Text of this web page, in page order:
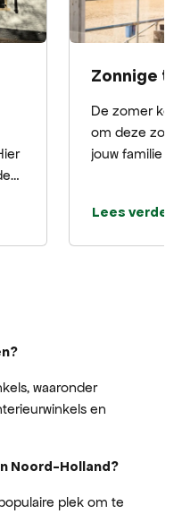
Zonnige
De zomer
om deze
jouw familie
terrassen
Lees verder
waaronder
en
Noord-Holland?
plek om te